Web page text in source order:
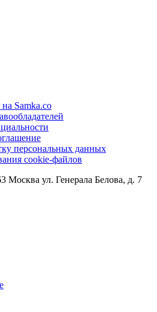
Samka.co
персональных данных
cookie-файлов
Москва ул. Генерала Белова, д. 7